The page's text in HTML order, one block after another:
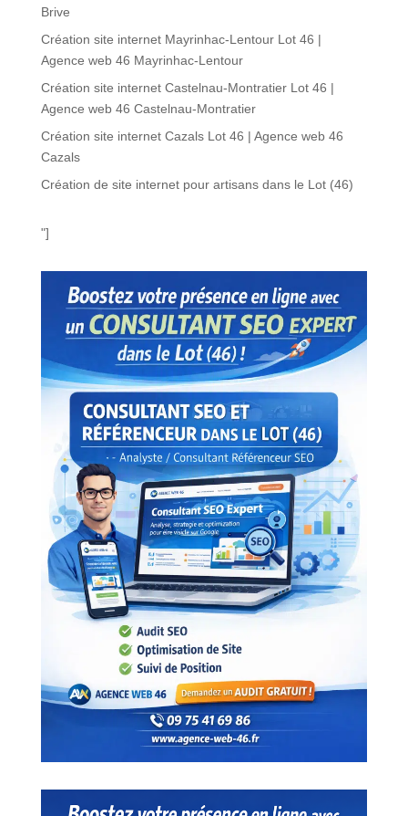
Brive
Création site internet Mayrinhac-Lentour Lot 46 |
Agence web 46 Mayrinhac-Lentour
Création site internet Castelnau-Montratier Lot 46 |
Agence web 46 Castelnau-Montratier
Création site internet Cazals Lot 46 | Agence web 46
Cazals
Création de site internet pour artisans dans le Lot (46)
"]